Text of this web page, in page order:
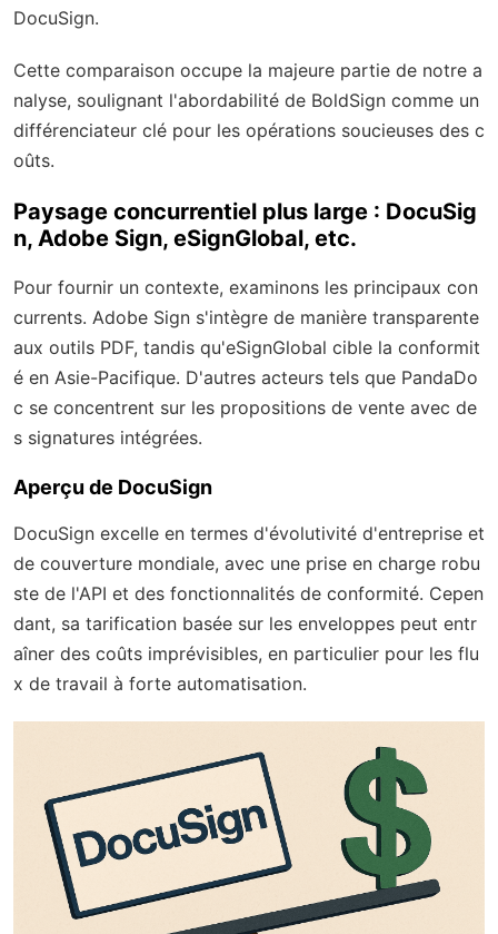
DocuSign.
Cette comparaison occupe la majeure partie de notre a
nalyse, soulignant l'abordabilité de BoldSign comme un
différenciateur clé pour les opérations soucieuses des c
oûts.
Paysage concurrentiel plus large : DocuSig
n, Adobe Sign, eSignGlobal, etc.
Pour fournir un contexte, examinons les principaux con
currents. Adobe Sign s'intègre de manière transparente
aux outils PDF, tandis qu'eSignGlobal cible la conformit
é en Asie-Pacifique. D'autres acteurs tels que PandaDo
c se concentrent sur les propositions de vente avec de
s signatures intégrées.
Aperçu de DocuSign
DocuSign excelle en termes d'évolutivité d'entreprise et
de couverture mondiale, avec une prise en charge robu
ste de l'API et des fonctionnalités de conformité. Cepen
dant, sa tarification basée sur les enveloppes peut entr
aîner des coûts imprévisibles, en particulier pour les flu
x de travail à forte automatisation.